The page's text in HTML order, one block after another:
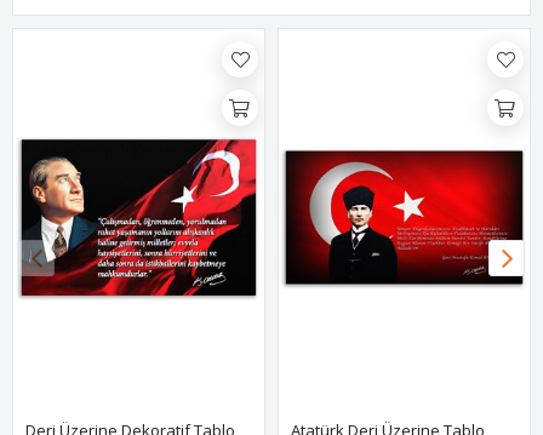
Deri Üzerine Dekoratif Tablo Atatürk Deri Üzerine Tablo